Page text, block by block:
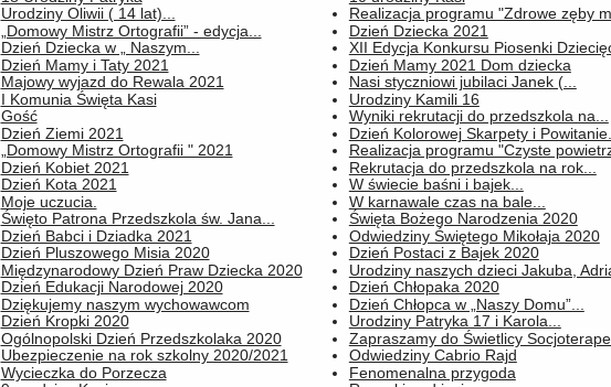
Urodziny Oliwii ( 14 lat)...
„Domowy Mistrz Ortografii” - edycja...
Realizacja programu "Zdrowe zęby
Dzień Dziecka 2021
Dzień Dziecka w „ Naszym...
Dzień Mamy i Taty 2021
XII Edycja Konkursu Piosenki
Dzień Mamy 2021 Dom dziecka
Majowy wyjazd do Rewala 2021
I Komunia Święta Kasi
Nasi styczniowi jubilaci Janek (...
Urodziny Kamili 16
Gość
Dzień Ziemi 2021
Wyniki rekrutacji do przedszkola na...
Dzień Kolorowej Skarpety i Powitanie...
„Domowy Mistrz Ortografii " 2021
Dzień Kobiet 2021
Realizacja programu "Czyste
Rekrutacja do przedszkola na rok...
Dzień Kota 2021
Moje uczucia.
W świecie baśni i bajek...
W karnawale czas na bale...
Święto Patrona Przedszkola św. Jana...
Dzień Babci i Dziadka 2021
Święta Bożego Narodzenia 2020
Odwiedziny Świętego Mikołaja 2020
Dzień Pluszowego Misia 2020
Międzynarodowy Dzień Praw Dziecka 2020
Dzień Postaci z Bajek 2020
Urodziny naszych dzieci Jakuba,
Dzień Edukacji Narodowej 2020
Dziękujemy naszym wychowawcom
Dzień Chłopaka 2020
Dzień Chłopca w „Naszy Domu”...
Dzień Kropki 2020
Ogólnopolski Dzień Przedszkolaka 2020
Urodziny Patryka 17 i Karola...
Zapraszamy do Świetlicy
Ubezpieczenie na rok szkolny 2020/2021
Wycieczka do Porzecza
Odwiedziny Cabrio Rajd
Fenomenalna przygoda